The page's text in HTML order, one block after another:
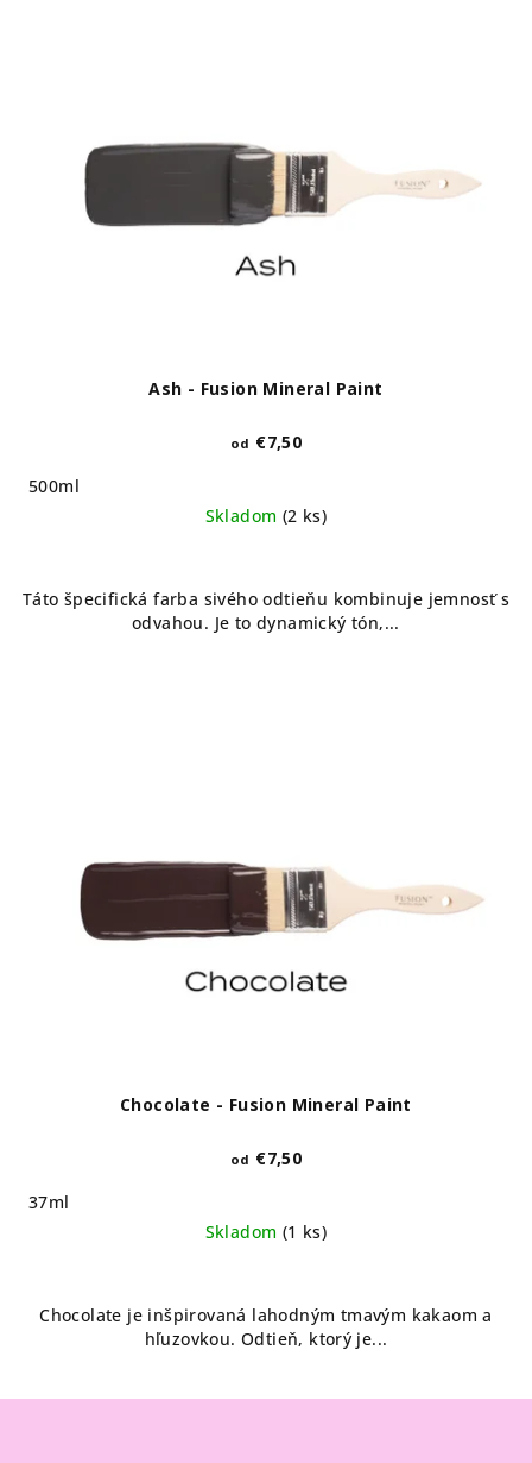
Ash - Fusion Mineral Paint
od €7,50
500ml
Skladom (2 ks)
Táto špecifická farba sivého odtieňu kombinuje jemnosť s
odvahou. Je to dynamický tón,...
Chocolate - Fusion Mineral Paint
od €7,50
37ml
Skladom (1 ks)
Chocolate je inšpirovaná lahodným tmavým kakaom a
hľuzovkou. Odtieň, ktorý je...